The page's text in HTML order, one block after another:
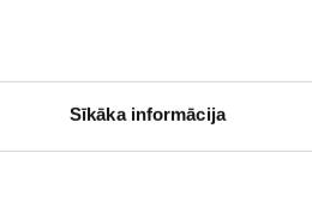
Sīkāka informācija